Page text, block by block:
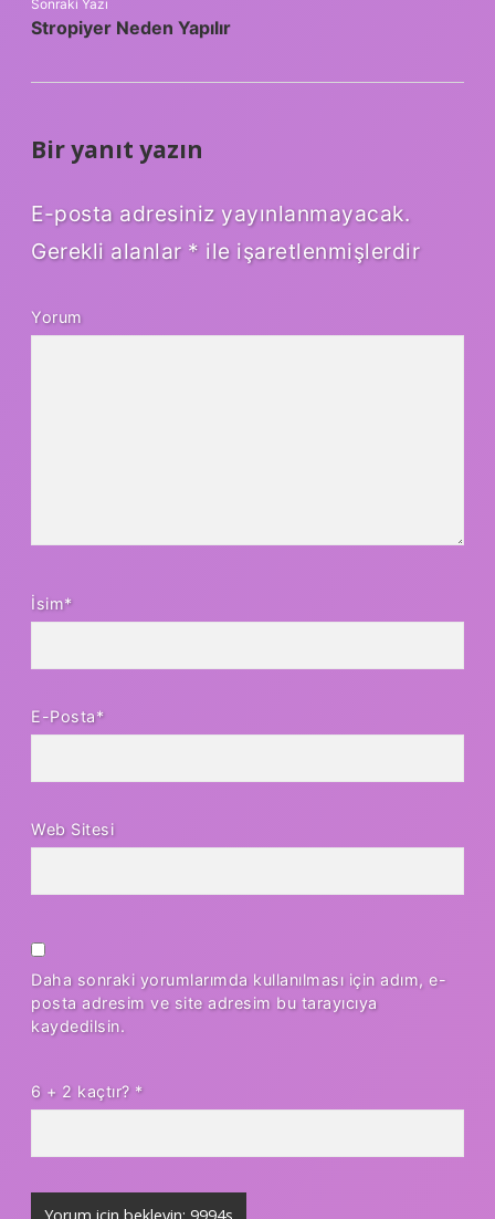
Sonraki Yazı
Stropiyer Neden Yapılır
Bir yanıt yazın
E-posta adresiniz yayınlanmayacak.
Gerekli alanlar * ile işaretlenmişlerdir
Yorum
İsim*
E-Posta*
Web Sitesi
Daha sonraki yorumlarımda kullanılması için adım, e-
posta adresim ve site adresim bu tarayıcıya
kaydedilsin.
6 + 2 kaçtır? *